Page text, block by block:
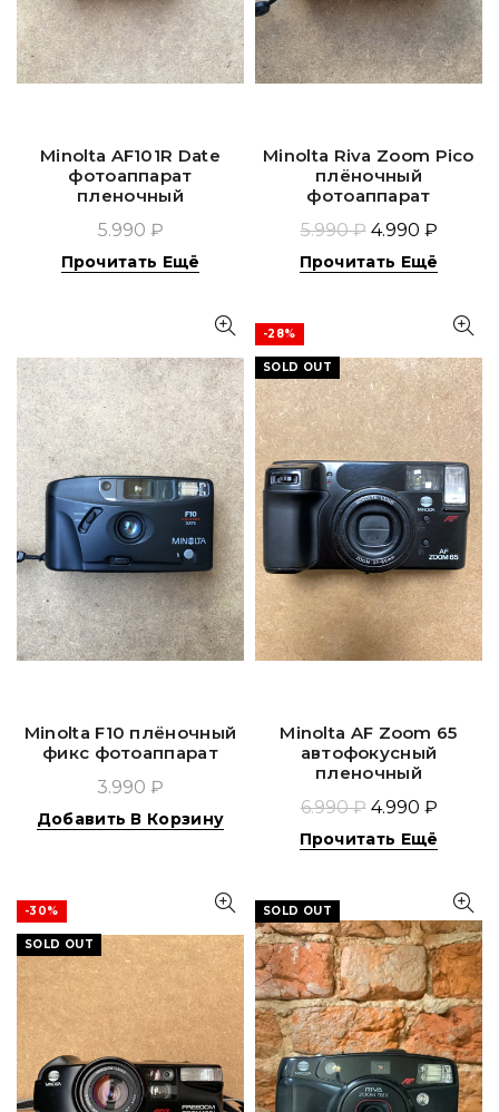
Minolta AF101R Date
фотоаппарат
пленочный
5.990 ₽
Прочитать Ещё
Minolta Riva Zoom Pico
плёночный
фотоаппарат
5.990 ₽ 4.990 ₽
Прочитать Ещё
Minolta F10 плёночный
фикс фотоаппарат
3.990 ₽
Добавить В Корзину
-28%
SOLD OUT
Minolta AF Zoom 65
автофокусный
пленочный
6.990 ₽ 4.990 ₽
Прочитать Ещё
-30%
SOLD OUT
SOLD OUT